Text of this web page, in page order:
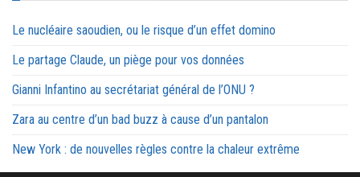
Le nucléaire saoudien, ou le risque d’un effet domino
Le partage Claude, un piège pour vos données
Gianni Infantino au secrétariat général de l’ONU ?
Zara au centre d’un bad buzz à cause d’un pantalon
New York : de nouvelles règles contre la chaleur extrême